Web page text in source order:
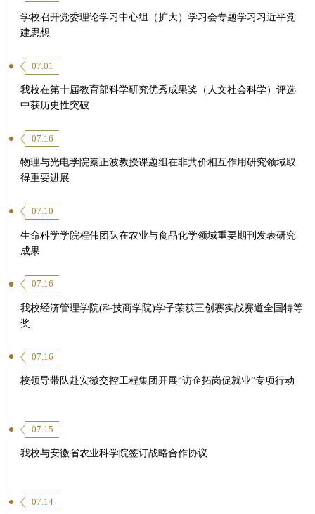
学校召开党委理论学习中心组（扩大）学习会专题学习习近平党
建思想
07.01
我校在第十届教育部科学研究优秀成果奖（人文社会科学）评选
中获历史性突破
07.16
物理与光电学院秦正波教授课题组在非共价相互作用研究领域取
得重要进展
07.10
生命科学学院程伟团队在农业与食品化学领域重要期刊发表研究
成果
07.16
我校经济管理学院(科技商学院)学子荣获三创赛实战赛道全国特等
奖
07.16
校领导带队赴安徽交控工程集团开展“访企拓岗促就业”专项行动
07.15
我校与安徽省农业科学院签订战略合作协议
07.14